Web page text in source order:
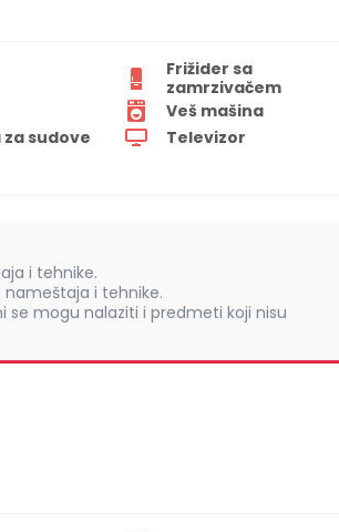
Frižider sa
zamrzivačem
Veš mašina
za sudove
Televizor
i tehnike.
i tehnike.
se mogu nalaziti i predmeti koji nisu